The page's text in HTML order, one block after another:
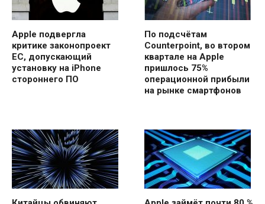
Apple подвергла
критике законопроект
ЕС, допускающий
установку на iPhone
стороннего ПО
По подсчётам
Counterpoint, во втором
квартале на Apple
пришлось 75%
операционной прибыли
на рынке смартфонов